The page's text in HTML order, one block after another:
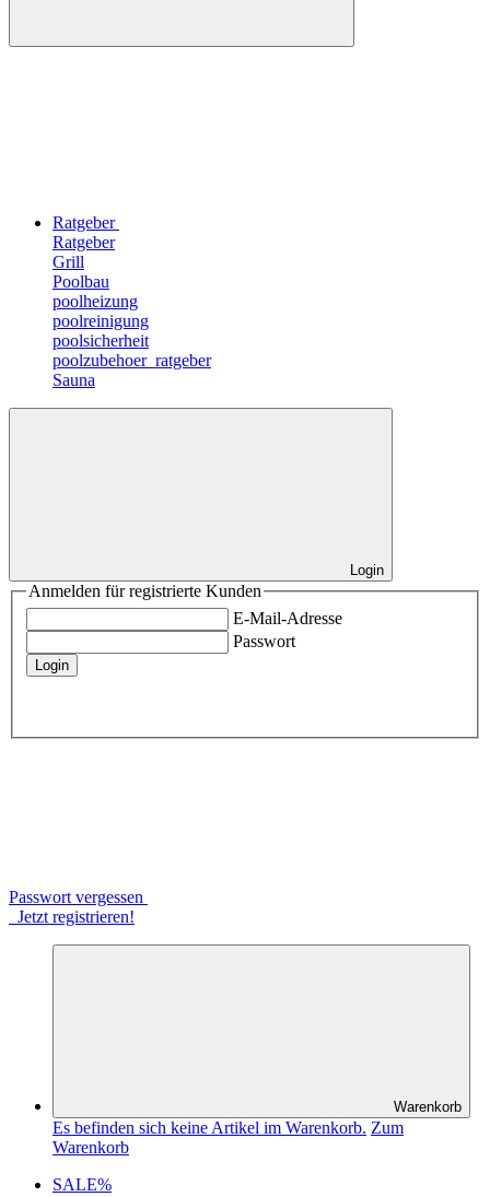
Ratgeber
Ratgeber
Grill
Poolbau
poolheizung
poolreinigung
poolsicherheit
poolzubehoer_ratgeber
Sauna
Login
Anmelden für registrierte Kunden
E-Mail-Adresse
Passwort
Login
Passwort vergessen
Jetzt registrieren!
Warenkorb
Es befinden sich keine Artikel im Warenkorb. Zum
Warenkorb
SALE%